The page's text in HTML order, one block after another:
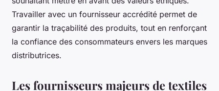
Travailler avec un fournisseur accrédité permet de
garantir la traçabilité des produits, tout en renforçant
la confiance des consommateurs envers les marques
distributrices.
Les fournisseurs majeurs de textiles